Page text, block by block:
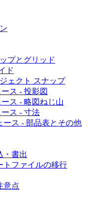
プとグリッド
ド
ェクト スナップ
ス - 投影図
ス - 略図ねじ山
ス - 寸法
ース - 部品表とその他
・書出
トファイルの移行
意点